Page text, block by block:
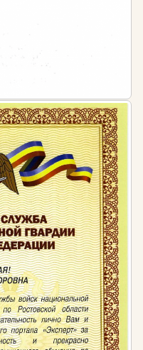
решения,
на доступном языке.
аргументировать
доверительные
на успех проекта и
расширяют
Специалисты
генерации идей и
для съемки участков
точной разметки,
полива и освещения.
делает специалиста
на рынке.